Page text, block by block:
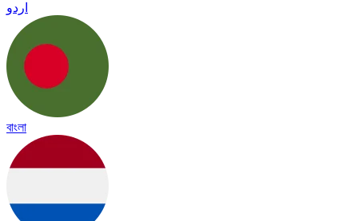
اردو
বাংলা